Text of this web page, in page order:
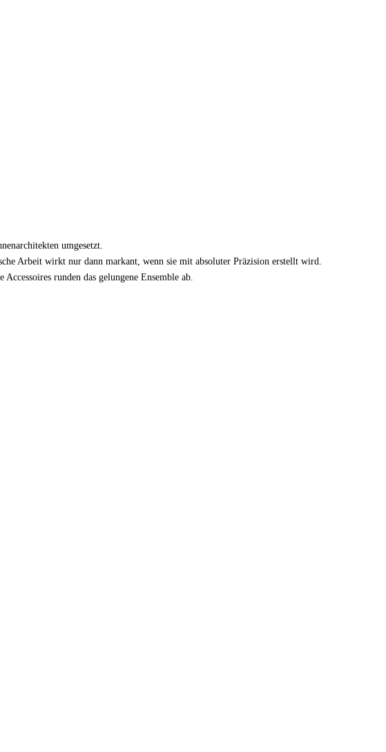
umgesetzt.
Arbeit wirkt nur dann markant, wenn sie mit absoluter Präzision erstellt wird.
runden das gelungene Ensemble ab.